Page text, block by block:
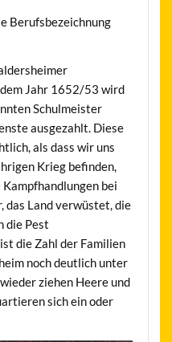
Berufsbezeichnung
Jahr 1652/53 wird
Schulmeister
ausgezahlt. Diese
als dass wir uns
Krieg befinden,
bei
das Land verwüstet, die
die Pest
die Zahl der Familien
noch deutlich unter
ziehen Heere und
sich ein oder